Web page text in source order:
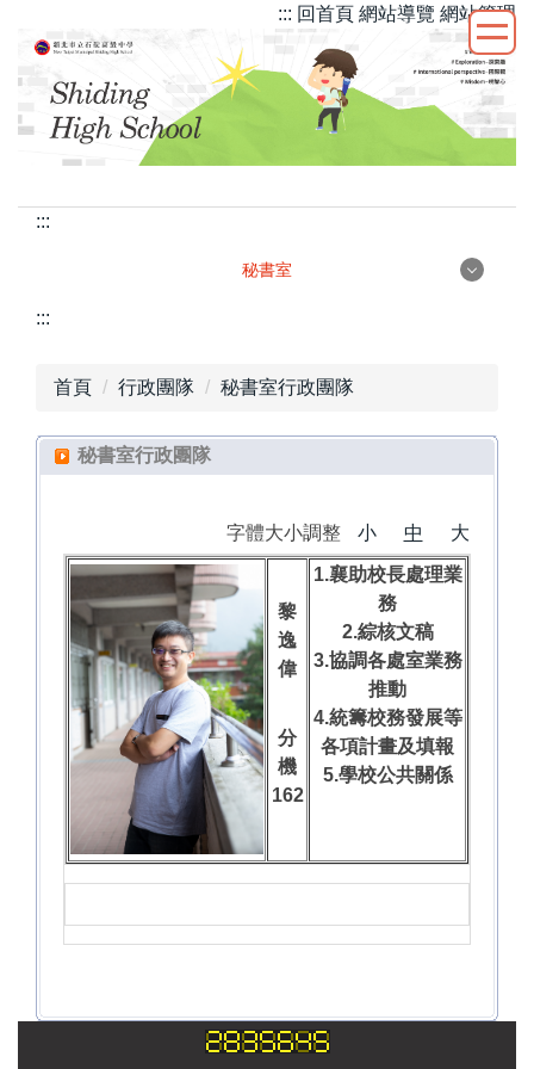
主
內
::: 回首頁 網站導覽 網站管理
:::
秘書室
測試
:::
首頁 行政團隊 秘書室行政團隊
秘書室行政團隊
字體大小調整 小 中 大
黎
逸
偉
分
機
162
1.襄助校長處理業
務
2.綜核文稿
3.協調各處室業務
推動
4.統籌校務發展等
各項計畫及填報
5.學校公共關係